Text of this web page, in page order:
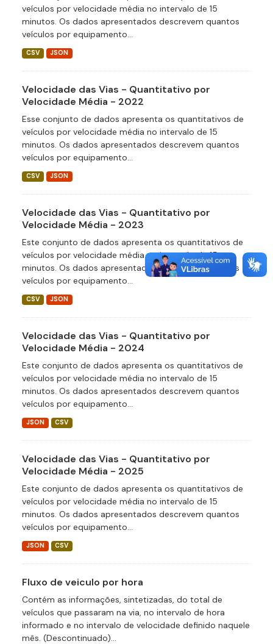
veículos por velocidade média no intervalo de 15
minutos. Os dados apresentados descrevem quantos
veículos por equipamento...
CSV JSON
Velocidade das Vias - Quantitativo por
Velocidade Média - 2022
Esse conjunto de dados apresenta os quantitativos de
veículos por velocidade média no intervalo de 15
minutos. Os dados apresentados descrevem quantos
veículos por equipamento...
CSV JSON
Velocidade das Vias - Quantitativo por
Velocidade Média - 2023
Este conjunto de dados apresenta os quantitativos de
veículos por velocidade média no intervalo de 15
minutos. Os dados apresentados descrevem quantos
veículos por equipamento...
CSV JSON
Velocidade das Vias - Quantitativo por
Velocidade Média - 2024
Este conjunto de dados apresenta os quantitativos de
veículos por velocidade média no intervalo de 15
minutos. Os dados apresentados descrevem quantos
veículos por equipamento...
JSON CSV
Velocidade das Vias - Quantitativo por
Velocidade Média - 2025
Este conjunto de dados apresenta os quantitativos de
veículos por velocidade média no intervalo de 15
minutos. Os dados apresentados descrevem quantos
veículos por equipamento...
JSON CSV
Fluxo de veiculo por hora
Contém as informações, sintetizadas, do total de
veículos que passaram na via, no intervalo de hora
informado e no intervalo de velocidade definido naquele
mês. (Descontinuado)...